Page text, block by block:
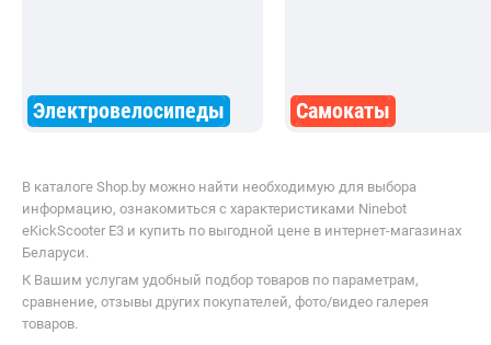
заменил на резиновые с насечкой;
и зарядное устройство ощутимо
остальном отличный аппарат за
свои деньги, для крупного
мужчины и длинных дистанций
один из лучших вариантов в этом
ценовом сегменте.
надёжный, без люфтов.
Электровелосипеды Самокаты
В каталоге Shop.by можно найти необходимую для выбора
информацию, ознакомиться с характеристиками Ninebot
eKickScooter E3 и купить по выгодной цене в интернет-магазинах
Беларуси.
К Вашим услугам удобный подбор товаров по параметрам,
сравнение, отзывы других покупателей, фото/видео галерея
товаров.